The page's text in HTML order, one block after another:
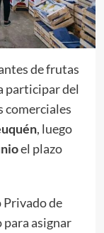
de frutas
participar del
comerciales
, luego
el plazo
Privado de
asignar